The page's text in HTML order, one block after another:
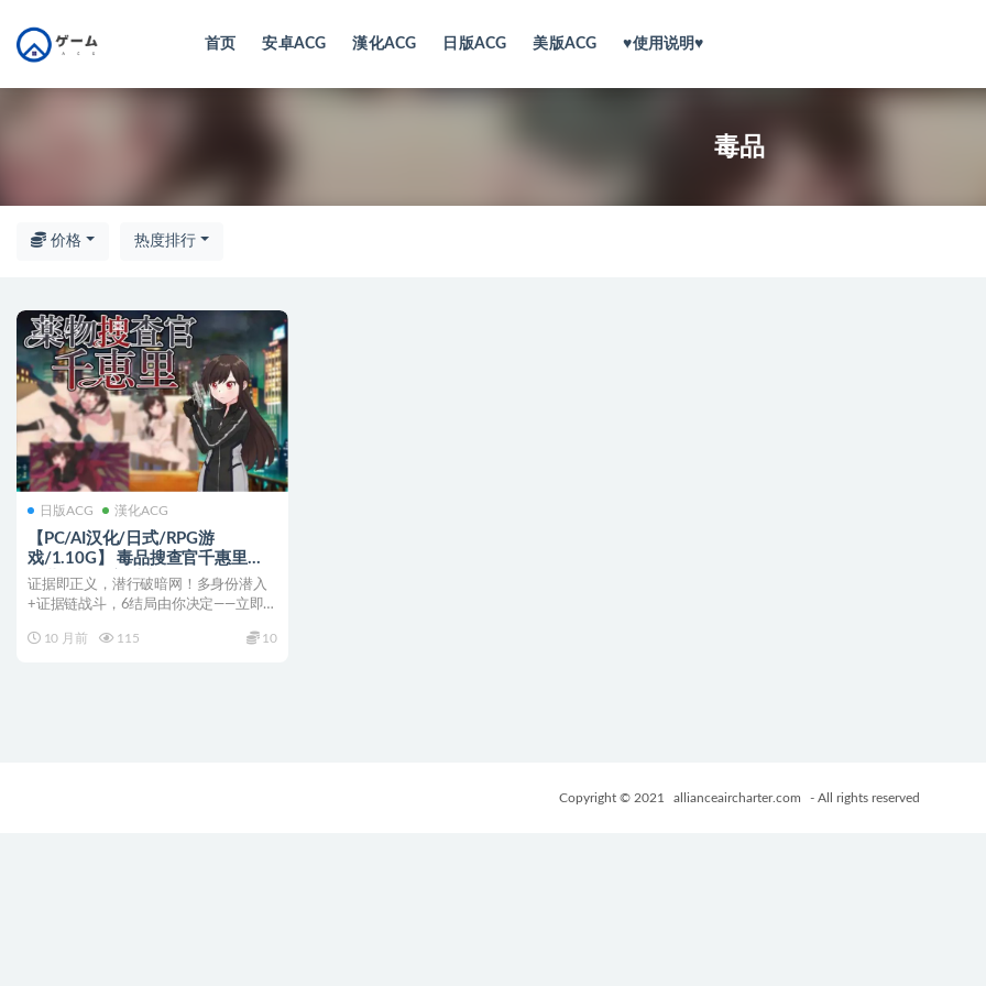
首页 安卓ACG 漢化ACG 日版ACG 美版ACG ♥使用说明♥
毒品
价格 热度排行
日版ACG 漢化ACG
【PC/AI汉化/日式/RPG游
戏/1.10G】 毒品搜查官千惠里
（薬物捜査官千恵里） AI汉化版
+全回想存档+日式RPG游戏
证据即正义，潜行破暗网！多身份潜入
+证据链战斗，6结局由你决定——立即
10 月前
115 10
Copyright © 2021 allianceaircharter.com - All rights reserved